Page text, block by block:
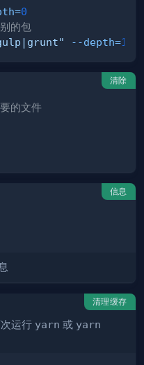
=0
的包
--depth=1
清除
的文件
信息
清理缓存
运行 yarn 或 yarn